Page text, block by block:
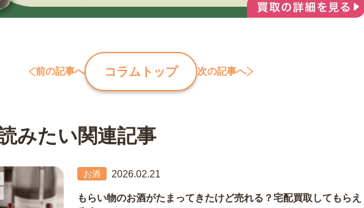
前の記事へ コラムトップ 次の記事へ
みたい関連記事
お酒 2026.02.21
もらい物のお酒がたまってきたけど売れる？宅配買取してもらえ